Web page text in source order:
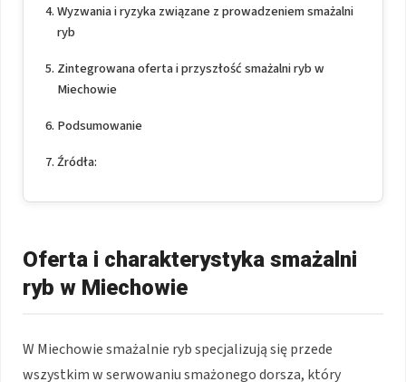
Wyzwania i ryzyka związane z prowadzeniem smażalni
ryb
Zintegrowana oferta i przyszłość smażalni ryb w
Miechowie
Podsumowanie
Źródła:
Oferta i charakterystyka smażalni
ryb w Miechowie
W Miechowie smażalnie ryb specjalizują się przede
wszystkim w serwowaniu smażonego dorsza, który